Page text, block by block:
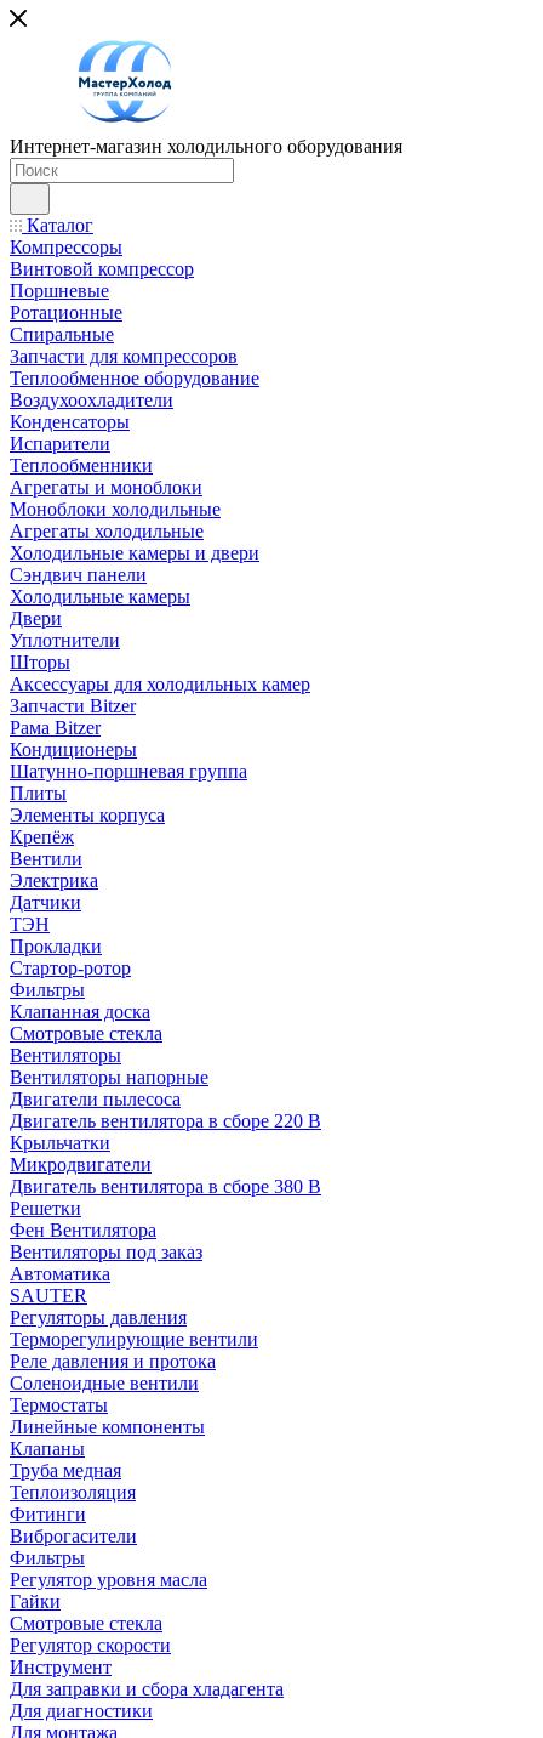
Интернет-магазин холодильного оборудования
Каталог
Компрессоры
Винтовой компрессор
Поршневые
Ротационные
Спиральные
Запчасти для компрессоров
Теплообменное оборудование
Воздухоохладители
Конденсаторы
Испарители
Теплообменники
Агрегаты и моноблоки
Моноблоки холодильные
Агрегаты холодильные
Холодильные камеры и двери
Сэндвич панели
Холодильные камеры
Двери
Уплотнители
Шторы
Аксессуары для холодильных камер
Запчасти Bitzer
Рама Bitzer
Кондиционеры
Шатунно-поршневая группа
Плиты
Элементы корпуса
Крепёж
Вентили
Электрика
Датчики
ТЭН
Прокладки
Стартор-ротор
Фильтры
Клапанная доска
Смотровые стекла
Вентиляторы
Вентиляторы напорные
Двигатели пылесоса
Двигатель вентилятора в сборе 220 В
Крыльчатки
Микродвигатели
Двигатель вентилятора в сборе 380 В
Решетки
Фен Вентилятора
Вентиляторы под заказ
Автоматика
SAUTER
Регуляторы давления
Терморегулирующие вентили
Реле давления и протока
Соленоидные вентили
Термостаты
Линейные компоненты
Клапаны
Труба медная
Теплоизоляция
Фитинги
Виброгасители
Фильтры
Регулятор уровня масла
Гайки
Смотровые стекла
Регулятор скорости
Инструмент
Для заправки и сбора хладагента
Для диагностики
Для монтажа